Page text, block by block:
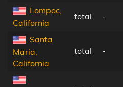
Lompoc,
California
total -
Santa
Maria,
California
total -